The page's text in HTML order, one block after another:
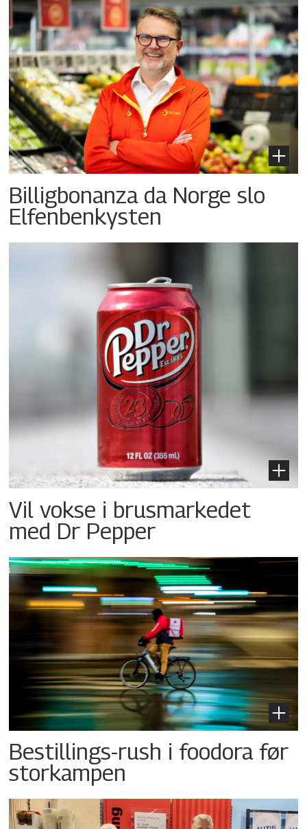
Billigbonanza da Norge slo
Elfenbenkysten
Vil vokse i brusmarkedet
med Dr Pepper
Bestillings-rush i foodora før
storkampen